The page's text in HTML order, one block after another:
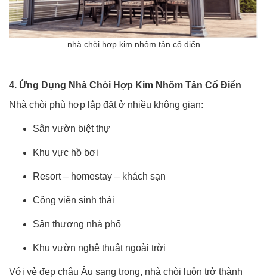
nhà chòi hợp kim nhôm tân cổ điển
4. Ứng Dụng Nhà Chòi Hợp Kim Nhôm Tân Cổ Điển
Nhà chòi phù hợp lắp đặt ở nhiều không gian:
Sân vườn biệt thự
Khu vực hồ bơi
Resort – homestay – khách sạn
Công viên sinh thái
Sân thượng nhà phố
Khu vườn nghệ thuật ngoài trời
Với vẻ đẹp châu Âu sang trọng, nhà chòi luôn trở thành